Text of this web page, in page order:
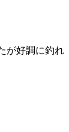
が好調に釣れ